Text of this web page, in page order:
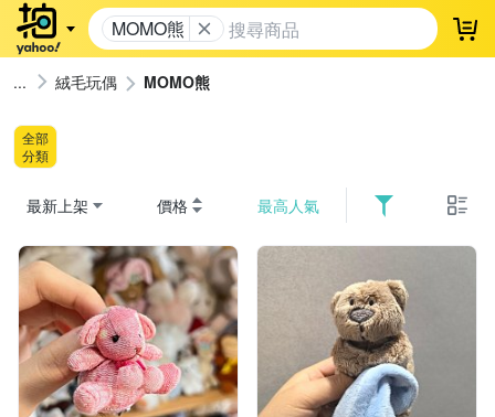
MOMO熊 登
絨毛玩偶 MOMO熊
全部
分類
最新上架 價格 最高人氣